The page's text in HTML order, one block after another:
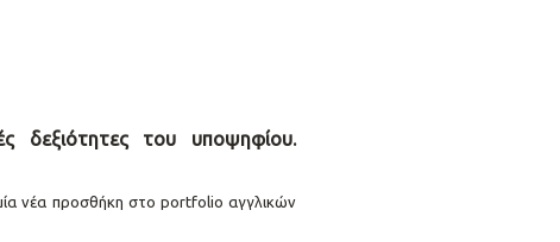
δεξιότητες του υποψηφίου.
νέα προσθήκη στο portfolio αγγλικών